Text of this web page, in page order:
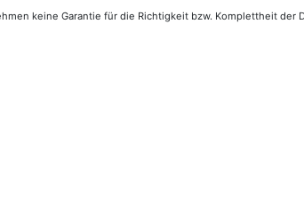
keine Garantie für die Richtigkeit bzw. Komplettheit der